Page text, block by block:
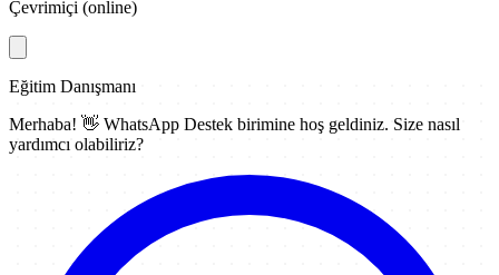
Çevrimiçi (online)
Eğitim Danışmanı
Merhaba! 👋 WhatsApp Destek birimine hoş geldiniz. Size nasıl
yardımcı olabiliriz?